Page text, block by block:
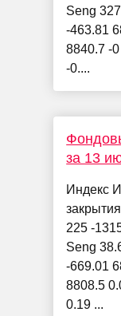
Seng
-463.81
8840.7 -
-0....
за 13
Индекс
225 -
Seng
-669.01
8808.5
0.19 ...